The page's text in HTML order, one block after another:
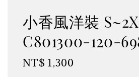
小香風洋裝
C801300-120-
Regular
NT$ 1,300